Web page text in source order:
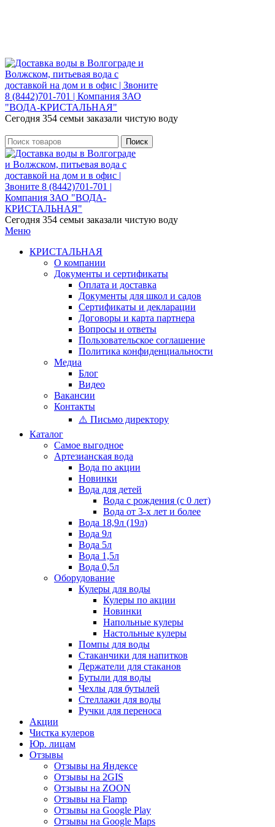
Сегодня 354 семьи заказали чистую воду
Поиск
Сегодня 354 семьи заказали чистую воду
Меню
КРИСТАЛЬНАЯ
О компании
Документы и сертификаты
Оплата и доставка
Документы для школ и садов
Сертификаты и декларации
Договоры и карта партнера
Вопросы и ответы
Пользовательское соглашение
Политика конфиденциальности
Медиа
Блог
Видео
Вакансии
Контакты
⚠️ Письмо директору
Каталог
Самое выгодное
Артезианская вода
Вода по акции
Новинки
Вода для детей
Вода с рождения (с 0 лет)
Вода от 3-х лет и более
Вода 18,9л (19л)
Вода 9л
Вода 5л
Вода 1,5л
Вода 0,5л
Оборудование
Кулеры для воды
Кулеры по акции
Новинки
Напольные кулеры
Настольные кулеры
Помпы для воды
Стаканчики для напитков
Держатели для стаканов
Бутыли для воды
Чехлы для бутылей
Стеллажи для воды
Ручки для переноса
Акции
Чистка кулеров
Юр. лицам
Отзывы
Отзывы на Яндексе
Отзывы на 2GIS
Отзывы на ZOON
Отзывы на Flamp
Отзывы на Google Play
Отзывы на Google Maps